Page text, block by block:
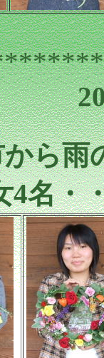
ら雨
4名・